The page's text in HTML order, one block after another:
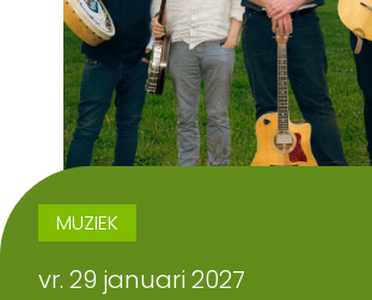
MUZIEK
vr. 29 januari 2027